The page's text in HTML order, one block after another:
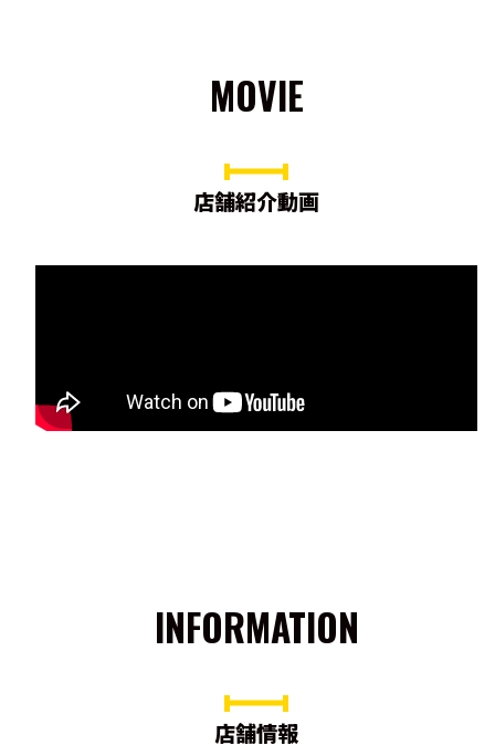
MOVIE
店舗紹介動画
INFORMATION
店舗情報